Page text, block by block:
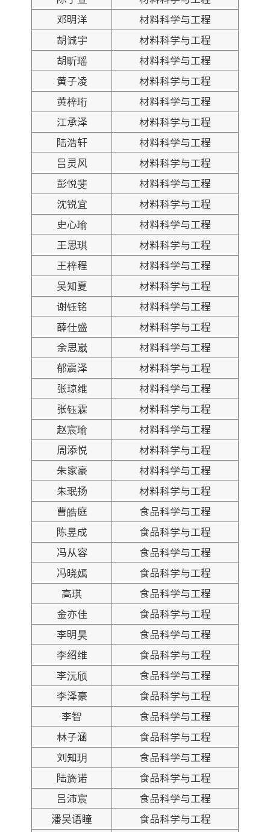
邓明洋
材料科学与工程
胡诚宇
材料科学与工程
胡昕瑶
材料科学与工程
黄子凌
材料科学与工程
黄梓珩
材料科学与工程
江承泽
材料科学与工程
陆浩轩
材料科学与工程
吕灵风
材料科学与工程
彭悦斐
材料科学与工程
沈锐宜
材料科学与工程
史心瑜
材料科学与工程
王思琪
材料科学与工程
王梓程
材料科学与工程
吴知夏
材料科学与工程
谢钰铭
材料科学与工程
薛仕盛
材料科学与工程
余思崴
材料科学与工程
郁震泽
材料科学与工程
张琼维
材料科学与工程
张钰霖
材料科学与工程
赵宸瑜
材料科学与工程
周添悦
材料科学与工程
朱家豪
材料科学与工程
朱珉扬
材料科学与工程
曹皓庭
食品科学与工程
陈昱成
食品科学与工程
冯从容
食品科学与工程
冯晓嫣
食品科学与工程
高琪
食品科学与工程
金亦佳
食品科学与工程
李明昊
食品科学与工程
李绍维
食品科学与工程
李沅颀
食品科学与工程
李泽豪
食品科学与工程
李智
食品科学与工程
林子涵
食品科学与工程
刘知玥
食品科学与工程
陆旖诺
食品科学与工程
吕沛宸
食品科学与工程
潘吴语瞳
食品科学与工程